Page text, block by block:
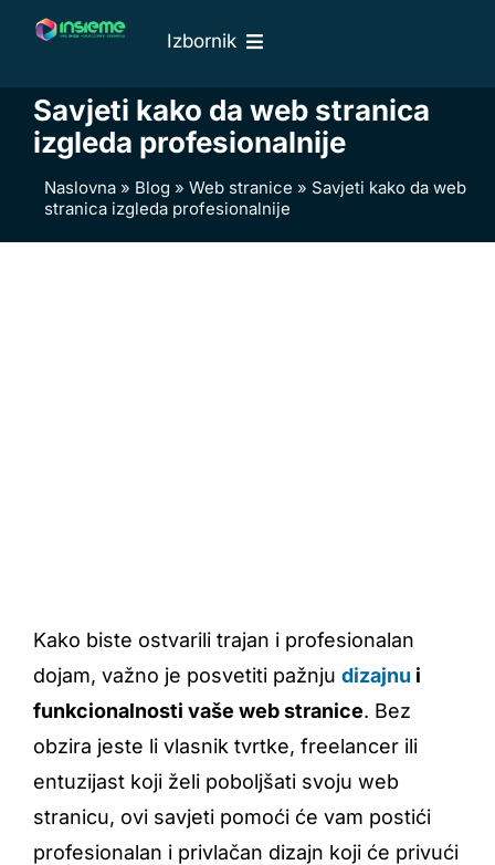
Skip
Izbornik
O nama
Web usluge
Naši radovi
Savjeti kako da web stranica
izgleda profesionalnije
Naslovna » Blog » Web stranice » Savjeti kako da web
stranica izgleda profesionalnije
Kako biste ostvarili trajan i profesionalan
dojam, važno je posvetiti pažnju dizajnu i
funkcionalnosti vaše web stranice. Bez
obzira jeste li vlasnik tvrtke, freelancer ili
entuzijast koji želi poboljšati svoju web
stranicu, ovi savjeti pomoći će vam postići
profesionalan i privlačan dizajn koji će privući